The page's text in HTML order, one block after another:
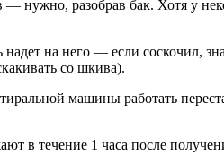
— нужно, разобрав бак. Хотя у
на него — если соскочил,
со шкива).
машины работать
в течение 1 часа после